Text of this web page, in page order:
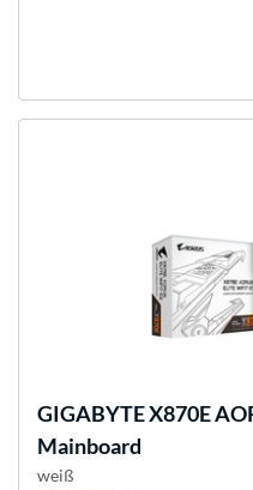
GIGABYTEX870E
Mainboard
weiß